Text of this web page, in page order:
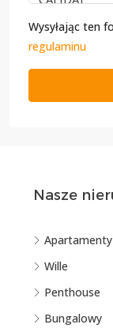
Wysyłając ten
regulaminu
Nasze
Apartamenty
Wille
Penthouse
Bungalowy